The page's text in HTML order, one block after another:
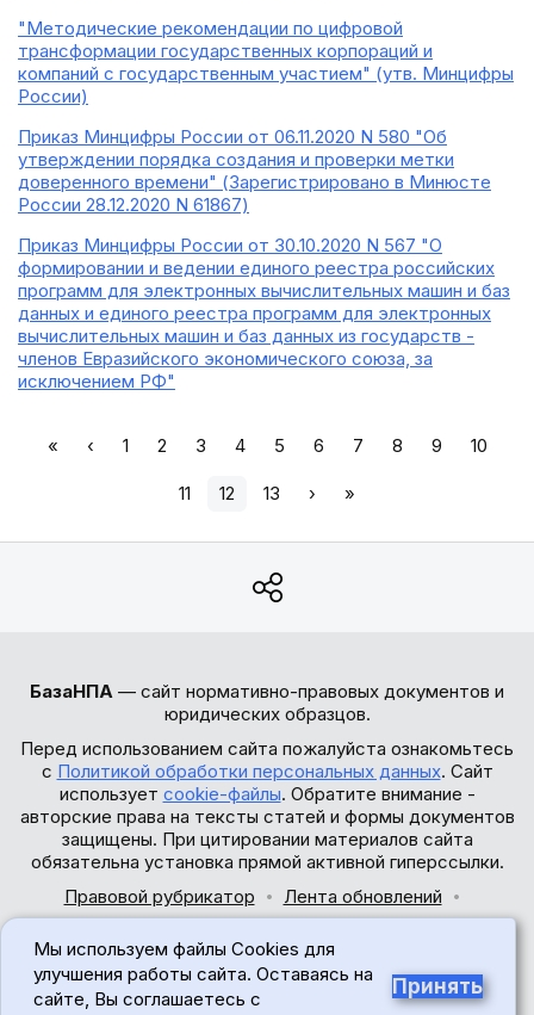
"Методические рекомендации по цифровой
трансформации государственных корпораций и
компаний с государственным участием" (утв. Минцифры
России)
Приказ Минцифры России от 06.11.2020 N 580 "Об
утверждении порядка создания и проверки метки
доверенного времени" (Зарегистрировано в Минюсте
России 28.12.2020 N 61867)
Приказ Минцифры России от 30.10.2020 N 567 "О
формировании и ведении единого реестра российских
программ для электронных вычислительных машин и баз
данных и единого реестра программ для электронных
вычислительных машин и баз данных из государств -
членов Евразийского экономического союза, за
исключением РФ"
« ‹ 1 2 3 4 5 6 7 8 9 10
11 12 13 › »
БазаНПА — сайт нормативно-правовых документов и
юридических образцов.
Перед использованием сайта пожалуйста ознакомьтесь
с Политикой обработки персональных данных. Сайт
использует cookie-файлы. Обратите внимание -
авторские права на тексты статей и формы документов
защищены. При цитировании материалов сайта
обязательна установка прямой активной гиперссылки.
Правовой рубрикатор
Лента обновлений
© 2017-2026
18+
Мы используем файлы Cookies для
улучшения работы сайта. Оставаясь на
сайте, Вы соглашаетесь с
Принять